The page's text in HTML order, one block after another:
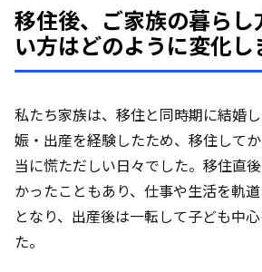
移住後、ご家族の暮ら
い方はどのように変化し
私たち家族は、移住と同時期に結婚
娠・出産を経験したため、移住して
当に慌ただしい日々でした。移住直
かったこともあり、仕事や生活を軌
となり、出産後は一転して子ども中
た。